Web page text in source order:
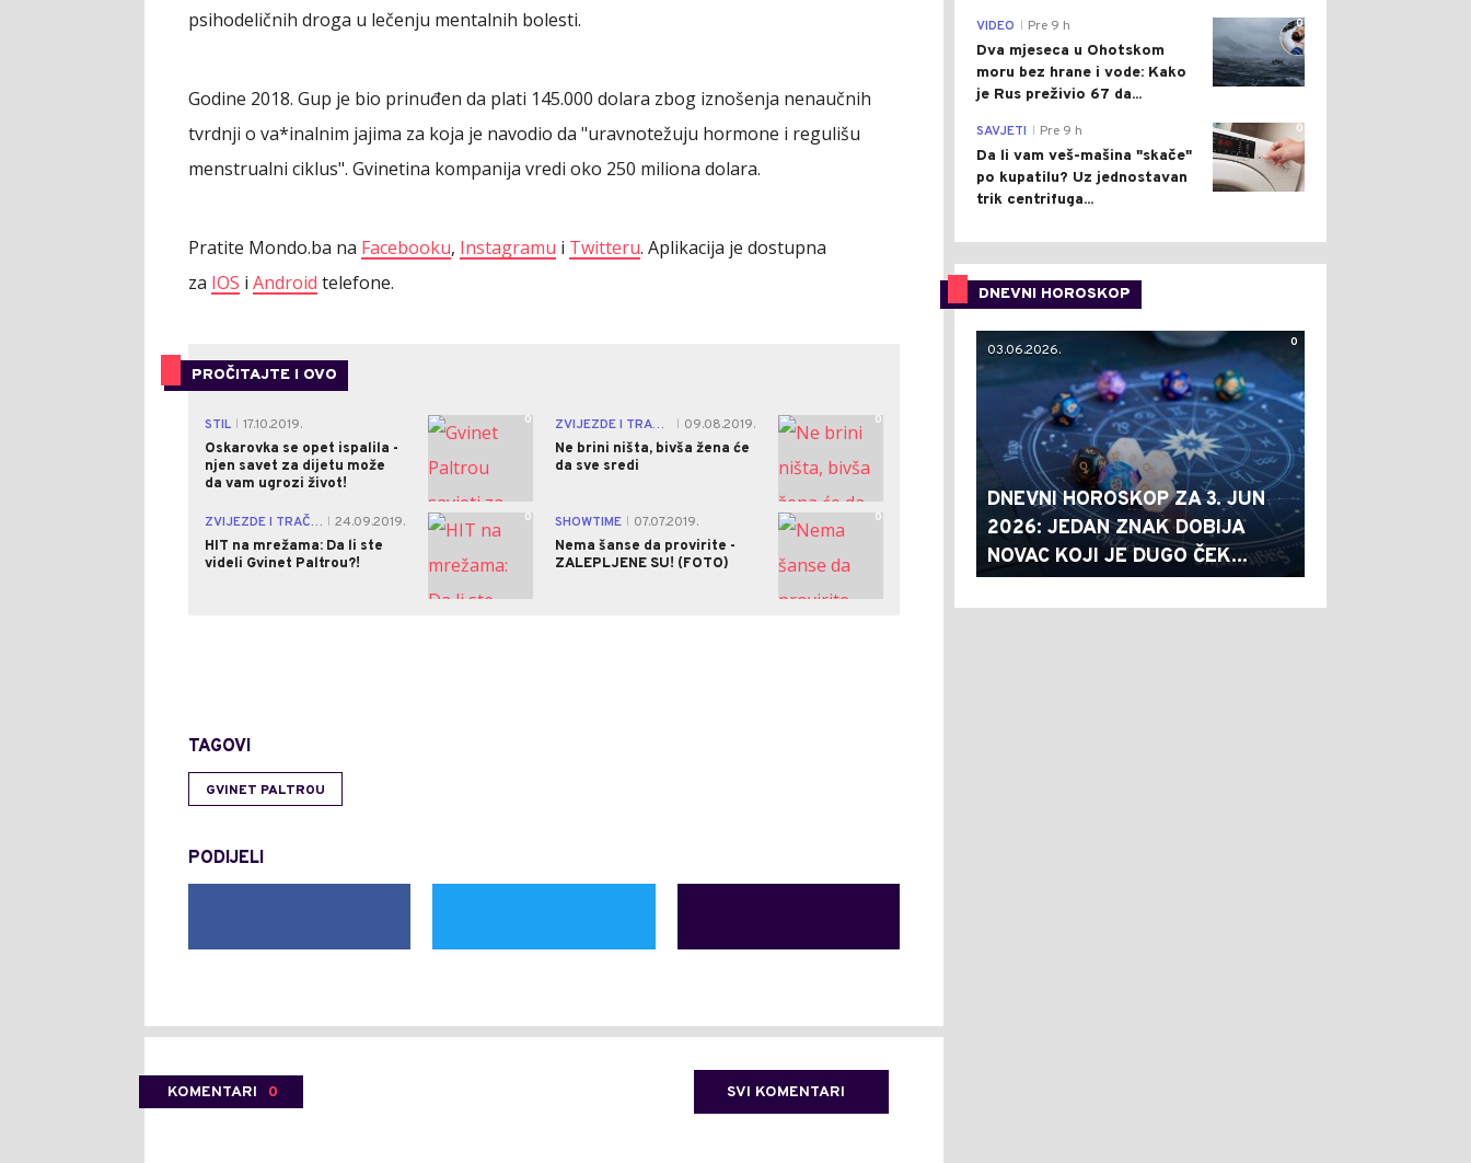
psihodeličnih droga u lečenju mentalnih bolesti.
Godine 2018. Gup je bio prinuđen da plati 145.000 dolara zbog iznošenja nenaučnih
tvrdnji o va*inalnim jajima za koja je navodio da "uravnotežuju hormone i regulišu
menstrualni ciklus". Gvinetina kompanija vredi oko 250 miliona dolara.
Pratite Mondo.ba na Facebooku, Instagramu i Twitteru. Aplikacija je dostupna
za IOS i Android telefone.
PROČITAJTE I OVO
STIL
17.10.2019.
Oskarovka se opet ispalila -
njen savet za dijetu može
da vam ugrozi život!
0 ZVIJEZDE I TRAČEVI
09.08.2019.
Ne brini ništa, bivša žena će
da sve sredi
0
ZVIJEZDE I TRAČEVI
24.09.2019.
HIT na mrežama: Da li ste
videli Gvinet Paltrou?!
0 SHOWTIME
07.07.2019.
Nema šanse da provirite -
ZALEPLJENE SU! (FOTO)
0
TAGOVI
GVINET PALTROU
PODIJELI
KOMENTARI 0 SVI KOMENTARI
0
VIDEO Pre 9 h
Dva mjeseca u Ohotskom
moru bez hrane i vode: Kako
je Rus preživio 67 da...
0
SAVJETI Pre 9 h
Da li vam veš-mašina "skače"
po kupatilu? Uz jednostavan
trik centrifuga...
DNEVNI HOROSKOP
0
03.06.2026.
DNEVNI HOROSKOP ZA 3. JUN
2026: JEDAN ZNAK DOBIJA
NOVAC KOJI JE DUGO ČEK...